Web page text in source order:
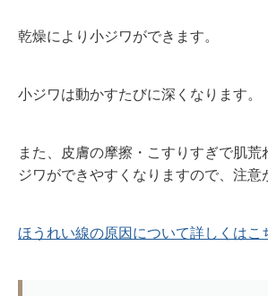
乾燥により小ジワができます。
小ジワは動かすたびに深くなります。
また、皮膚の摩擦・こすりすぎで肌荒
ジワができやすくなりますので、注意
ほうれい線の原因について詳しくはこ